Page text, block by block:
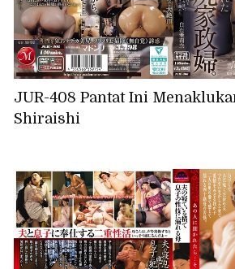
JUR-408 Pantat Ini
Shiraishi